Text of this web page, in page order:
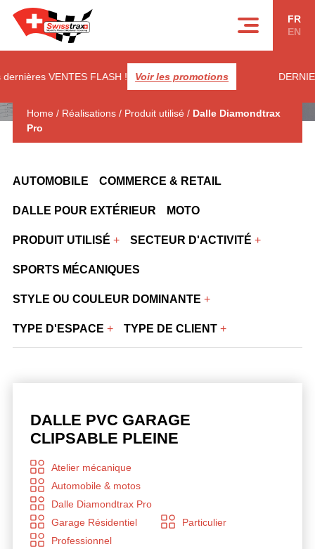
VENTES FLASH ! Voir les promotions
FR
EN
Home / Réalisations/ Produit utilisé / Dalle Diamondtrax
Pro
AUTOMOBILE COMMERCE & RETAIL
DALLE POUR EXTÉRIEUR MOTO
PRODUIT UTILISÉ SECTEUR D'ACTIVITÉ
SPORTS MÉCANIQUES
STYLE OU COULEUR DOMINANTE
TYPE D'ESPACE TYPE DE CLIENT
DALLE PVC GARAGE
CLIPSABLE PLEINE
Atelier mécanique
Automobile & motos
Dalle Diamondtrax Pro
Garage Résidentiel
Particulier
Professionnel
Panneau de gestion des cookies